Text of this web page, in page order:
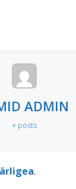
ADMIN
+ posts
.